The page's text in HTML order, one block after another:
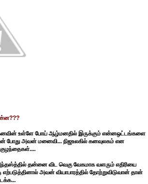
கனவின் உள்ளே போய் ஆழ்மனதில் இருக்கும் என்னஒட்டங்களை
போது அவன் மனைவி... நிஜஉலகில் கனவுலகம் என
தன்னை விட வெகு வேகமாக வளரும் எதிரியை
அவன் வியாபாரத்தில் தோற்றுவிடுவான் தான்